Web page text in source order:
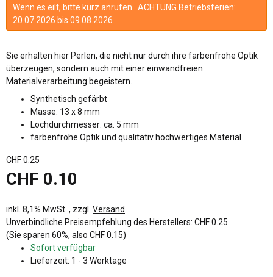
Wenn es eilt, bitte kurz anrufen. ACHTUNG Betriebsferien:
20.07.2026 bis 09.08.2026
Sie erhalten hier Perlen, die nicht nur durch ihre farbenfrohe Optik
überzeugen, sondern auch mit einer einwandfreien
Materialverarbeitung begeistern.
Synthetisch gefärbt
Masse: 13 x 8 mm
Lochdurchmesser: ca. 5 mm
farbenfrohe Optik und qualitativ hochwertiges Material
CHF 0.25
CHF 0.10
inkl. 8,1% MwSt. , zzgl. Versand
Unverbindliche Preisempfehlung des Herstellers: CHF 0.25
(Sie sparen 60%, also CHF 0.15)
Sofort verfügbar
Lieferzeit: 1 - 3 Werktage